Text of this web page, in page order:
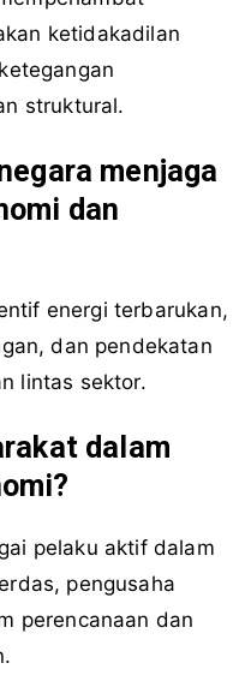
ketidakadilan
struktural.
menjaga
dan
energi terbarukan,
dan pendekatan
lintas sektor.
dalam
pelaku aktif dalam
pengusaha
perencanaan dan